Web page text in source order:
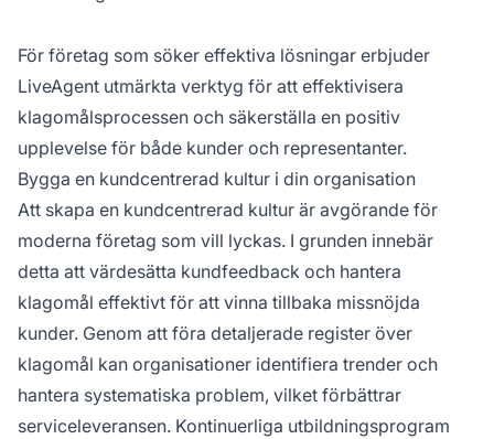
För företag som söker effektiva lösningar erbjuder
LiveAgent utmärkta verktyg för att effektivisera
klagomålsprocessen och säkerställa en positiv
upplevelse för både kunder och representanter.
Bygga en kundcentrerad kultur i din organisation
Att skapa en kundcentrerad kultur är avgörande för
moderna företag som vill lyckas. I grunden innebär
detta att värdesätta kundfeedback och hantera
klagomål effektivt för att vinna tillbaka missnöjda
kunder. Genom att föra detaljerade register över
klagomål kan organisationer identifiera trender och
hantera systematiska problem, vilket förbättrar
serviceleveransen. Kontinuerliga utbildningsprogram